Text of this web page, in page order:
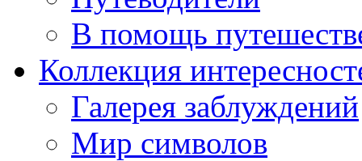
В помощь
Коллекция
Галерея заблуждений
Мир символов